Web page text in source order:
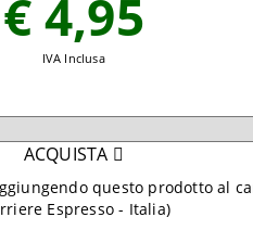
€ 4,95
IVA Inclusa
ACQUISTA
questo prodotto al
Espresso - Italia)